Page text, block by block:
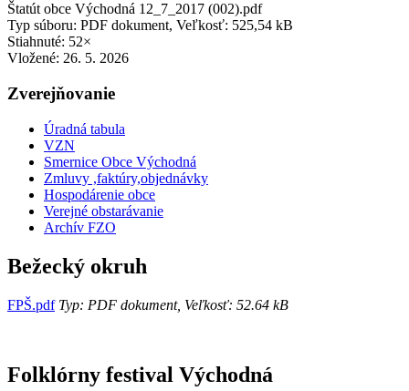
Štatút obce Východná 12_7_2017 (002).pdf
Typ súboru: PDF dokument, Veľkosť: 525,54 kB
Stiahnuté: 52×
Vložené: 26. 5. 2026
Zverejňovanie
Úradná tabula
VZN
Smernice Obce Východná
Zmluvy ,faktúry,objednávky
Hospodárenie obce
Verejné obstarávanie
Archív FZO
Bežecký okruh
FPŠ.pdfTyp: PDF dokument, Veľkosť: 52.64 kB
Folklórny festival Východná